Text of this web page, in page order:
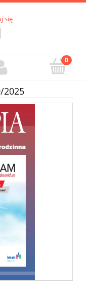
się
2025